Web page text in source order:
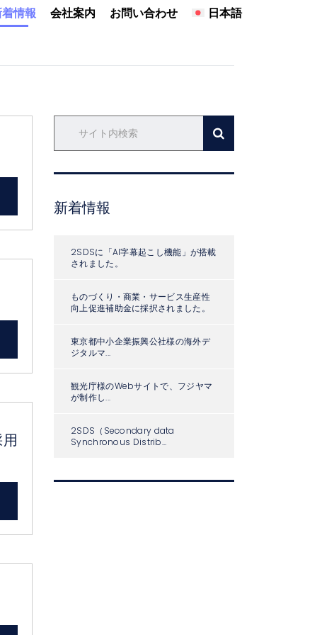
情報 会社案内 お問い合わせ 日本語
新着情報
2SDSに「AI字幕起こし機能」が搭載
されました。
ものづくり・商業・サービス生産性
向上促進補助金に採択されました。
東京都中小企業振興公社様の海外デ
ジタルマ...
観光庁様のWebサイトで、フジヤマ
が制作し...
2SDS（Secondary data
Synchronous Distrib...